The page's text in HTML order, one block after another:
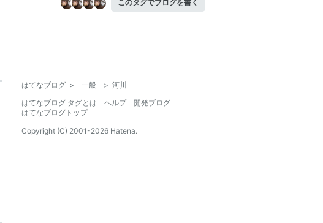
このタグでブログを書く
はてなブログ > 一般 > 河川
はてなブログ タグとは
ヘルプ
開発ブログ
はてなブログトップ
Copyright (C) 2001-2026 Hatena.